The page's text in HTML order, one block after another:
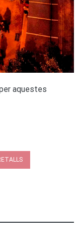
aquestes